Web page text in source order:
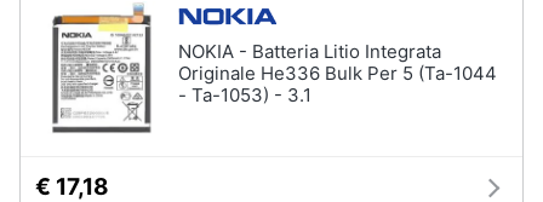
NOKIA - Batteria Litio Integrata
Originale He336 Bulk Per 5 (Ta-1044
- Ta-1053) - 3.1
€ 17,18